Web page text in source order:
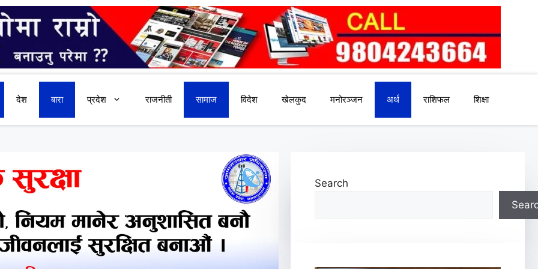
देश बारा प्रदेश राजनीती सामाज विदेश खेलकुद मनोरञ्जन अर्थ राशिफल शिक्षा
Search